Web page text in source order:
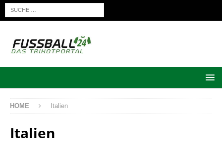
HOME Italien
Italien